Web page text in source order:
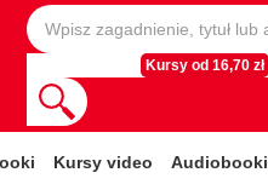
Kursy od 16,70 zł
Kursy video Audiobooki